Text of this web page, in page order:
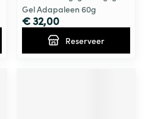
Gel Adapaleen 60g
€ 32,00
Reserveer